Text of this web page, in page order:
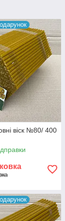
віск №80/ 400